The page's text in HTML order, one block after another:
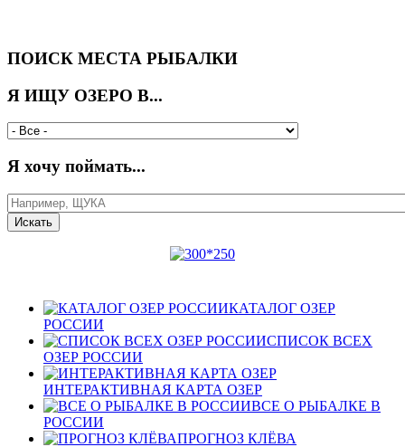
ПОИСК МЕСТА РЫБАЛКИ
Я ИЩУ ОЗЕРО В...
Я хочу поймать...
КАТАЛОГ ОЗЕР
РОССИИ
СПИСОК ВСЕХ
ОЗЕР РОССИИ
ИНТЕРАКТИВНАЯ КАРТА ОЗЕР
ВСЕ О РЫБАЛКЕ В
РОССИИ
ПРОГНОЗ КЛЁВА